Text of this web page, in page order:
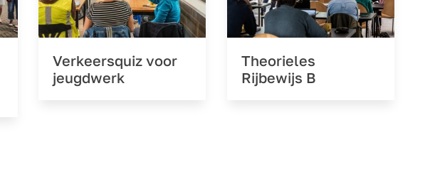
Verkeersquiz voor
jeugdwerk
Theorieles
Rijbewijs B